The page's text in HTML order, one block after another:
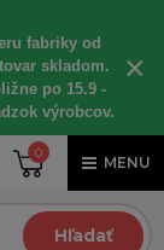
fabriky od
skladom.
po 15.9 -
výrobcov.
×
0
MENU
Hľadať